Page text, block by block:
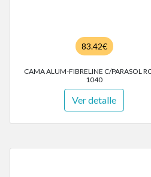
83.42€
CAMA ALUM-FIBRELINE C/PARASOL
1040
Ver detalle